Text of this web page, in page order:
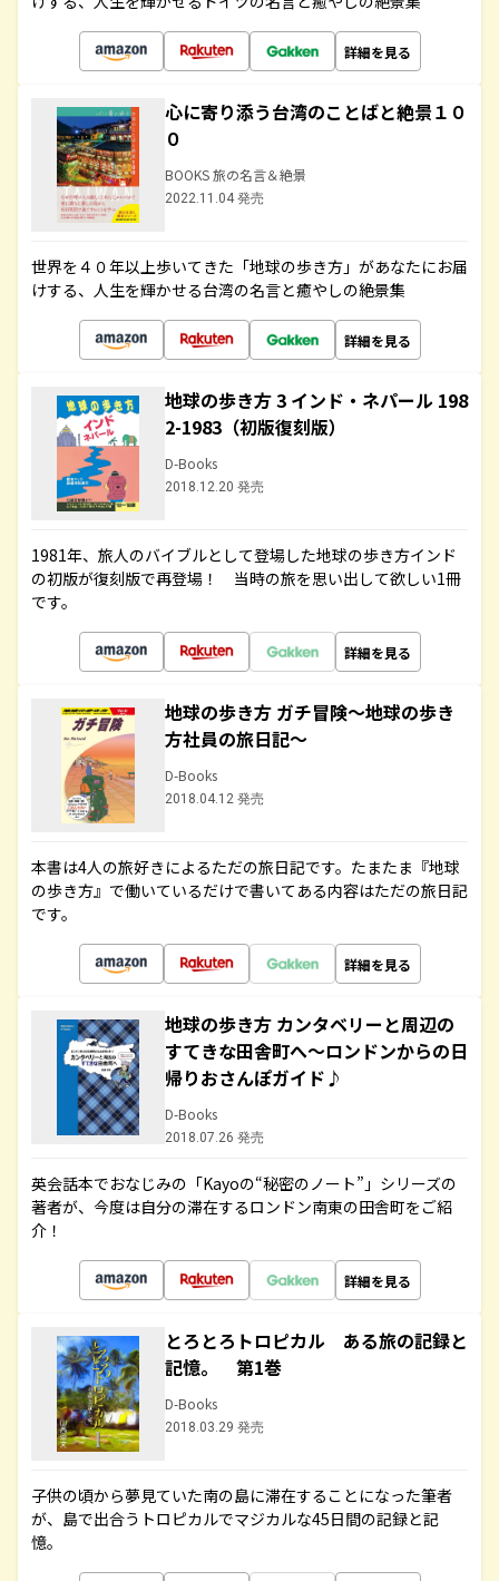
詳細を見る
心に寄り添う台湾のことばと絶景１０
０
BOOKS 旅の名言＆絶景
2022.11.04 発売
世界を４０年以上歩いてきた「地球の歩き方」があなたにお届
けする、人生を輝かせる台湾の名言と癒やしの絶景集
詳細を見る
地球の歩き方 3 インド・ネパール 198
2-1983（初版復刻版）
D-Books
2018.12.20 発売
1981年、旅人のバイブルとして登場した地球の歩き方インド
の初版が復刻版で再登場！ 当時の旅を思い出して欲しい1冊
です。
詳細を見る
地球の歩き方 ガチ冒険～地球の歩き
方社員の旅日記～
D-Books
2018.04.12 発売
本書は4人の旅好きによるただの旅日記です。たまたま『地球
の歩き方』で働いているだけで書いてある内容はただの旅日記
です。
詳細を見る
地球の歩き方 カンタベリーと周辺の
すてきな田舎町へ～ロンドンからの日
帰りおさんぽガイド♪
D-Books
2018.07.26 発売
英会話本でおなじみの「Kayoの“秘密のノート”」シリーズの
著者が、今度は自分の滞在するロンドン南東の田舎町をご紹
介！
詳細を見る
とろとろトロピカル ある旅の記録と
記憶。 第1巻
D-Books
2018.03.29 発売
子供の頃から夢見ていた南の島に滞在することになった筆者
が、島で出合うトロピカルでマジカルな45日間の記録と記
憶。